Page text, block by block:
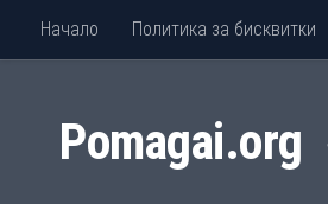
Към съдържанието
Начало Политика за бисквитки
Pomagai.org